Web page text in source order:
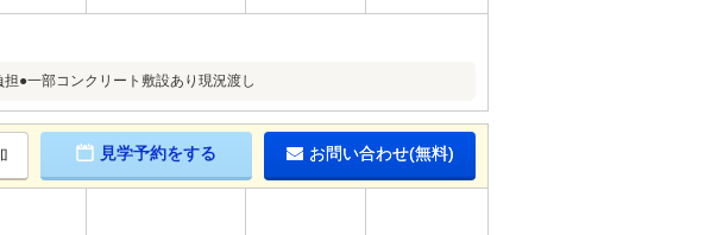
●一部コンクリート敷設あり現況渡し
見学予約をする お問い合わせ(無料)